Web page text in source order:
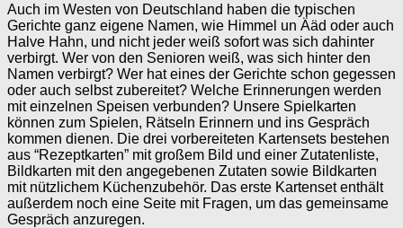
Auch im Westen von Deutschland haben die typischen
Gerichte ganz eigene Namen, wie Himmel un Ääd oder auch
Halve Hahn, und nicht jeder weiß sofort was sich dahinter
verbirgt. Wer von den Senioren weiß, was sich hinter den
Namen verbirgt? Wer hat eines der Gerichte schon gegessen
oder auch selbst zubereitet? Welche Erinnerungen werden
mit einzelnen Speisen verbunden? Unsere Spielkarten
können zum Spielen, Rätseln Erinnern und ins Gespräch
kommen dienen. Die drei vorbereiteten Kartensets bestehen
aus “Rezeptkarten” mit großem Bild und einer Zutatenliste,
Bildkarten mit den angegebenen Zutaten sowie Bildkarten
mit nützlichem Küchenzubehör. Das erste Kartenset enthält
außerdem noch eine Seite mit Fragen, um das gemeinsame
Gespräch anzuregen.